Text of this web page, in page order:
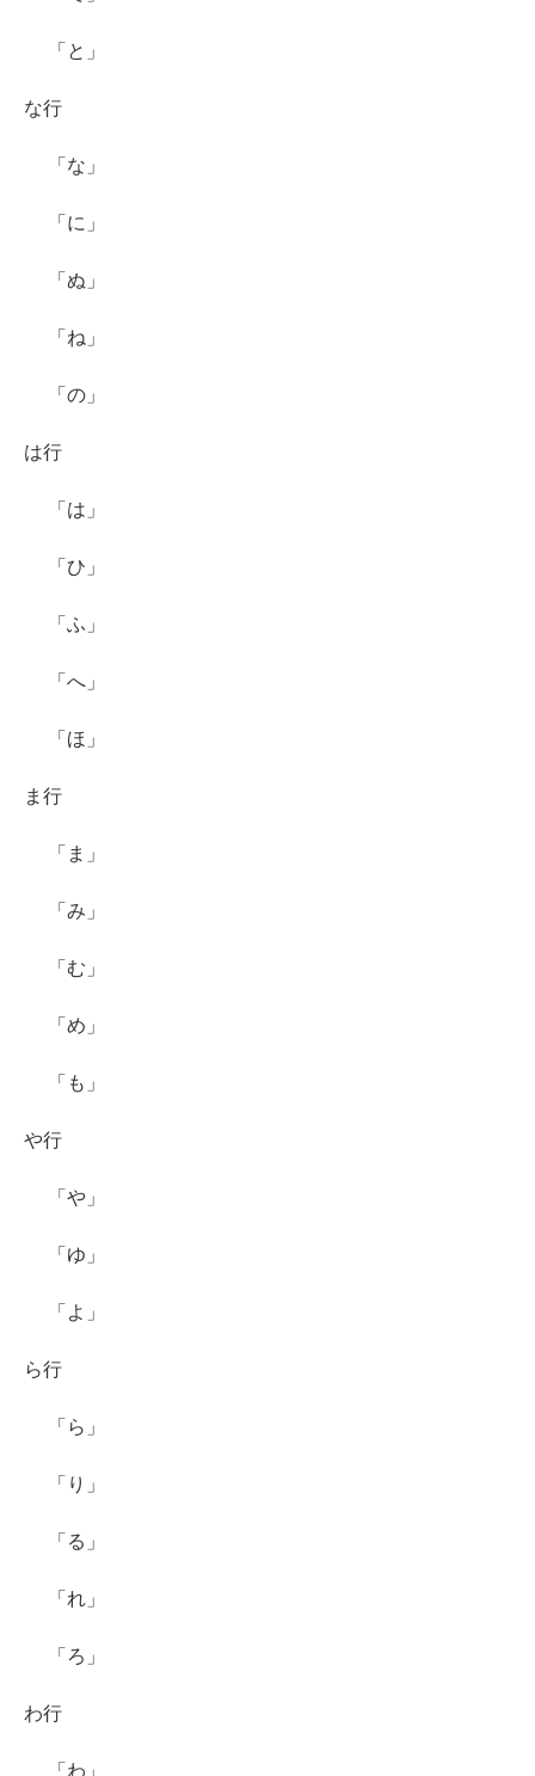
「と」
な行
「な」
「に」
「ぬ」
「ね」
「の」
は行
「は」
「ひ」
「ふ」
「へ」
「ほ」
ま行
「ま」
「み」
「む」
「め」
「も」
や行
「や」
「ゆ」
「よ」
ら行
「ら」
「り」
「る」
「れ」
「ろ」
わ行
「わ」